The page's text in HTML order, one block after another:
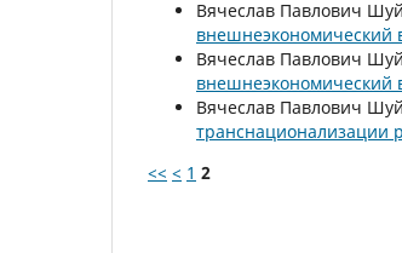
Вячеслав Павлович
внешнеэкономический
Вячеслав Павлович
внешнеэкономический
Вячеслав Павлович
транснационализации
<< < 1 2